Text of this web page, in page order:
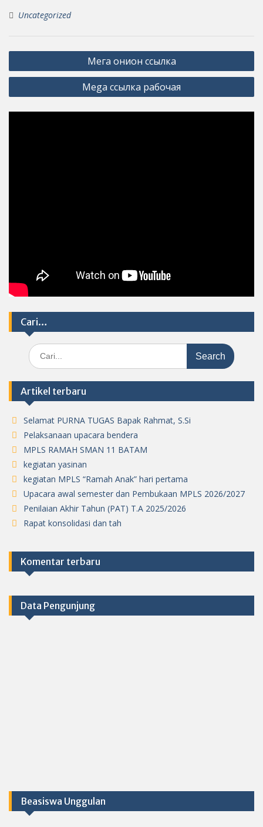
Uncategorized
Post
navigation
Мега онион ссылка
Mega ссылка рабочая
Cari…
Search
for:
Artikel terbaru
Selamat PURNA TUGAS Bapak Rahmat, S.Si
Pelaksanaan upacara bendera
MPLS RAMAH SMAN 11 BATAM
kegiatan yasinan
kegiatan MPLS “Ramah Anak” hari pertama
Upacara awal semester dan Pembukaan MPLS 2026/2027
Penilaian Akhir Tahun (PAT) T.A 2025/2026
Rapat konsolidasi dan tah
Komentar terbaru
Data Pengunjung
Beasiswa Unggulan